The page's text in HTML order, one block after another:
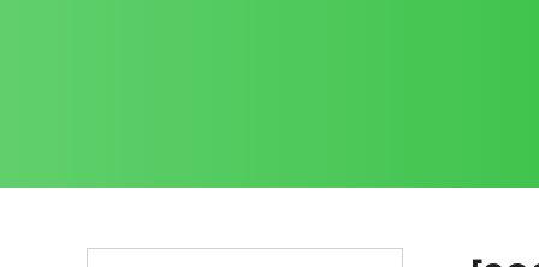
Contorne
Remova
Melhor
PassFab
Recupere